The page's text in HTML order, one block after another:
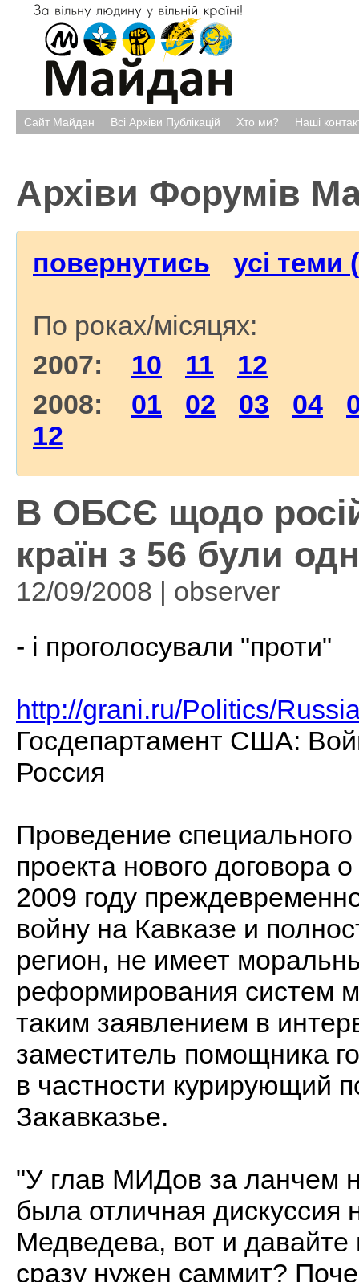
Сайт Майдан Всі Архіви Публікацій Хто ми? Наші
Архіви Форумів
повернутись усі теми
По роках/місяцях:
2007: 10 11
12
2008: 01 02 03 04
12
В ОБСЄ щодо
країн з 56 були
12/09/2008 | observеr
- і проголосували "проти"
http://grani.ru/Politics/
Госдепартамент США:
Россия
Проведение
проекта нового договора
2009 году
войну на Кавказе и
регион, не имеет
реформирования систем
таким заявлением в
заместитель помощника
в частности курирующий
Закавказье.
"У глав МИДов за ланчем
была отличная дискуссия
Медведева, вот и
сразу нужен саммит?